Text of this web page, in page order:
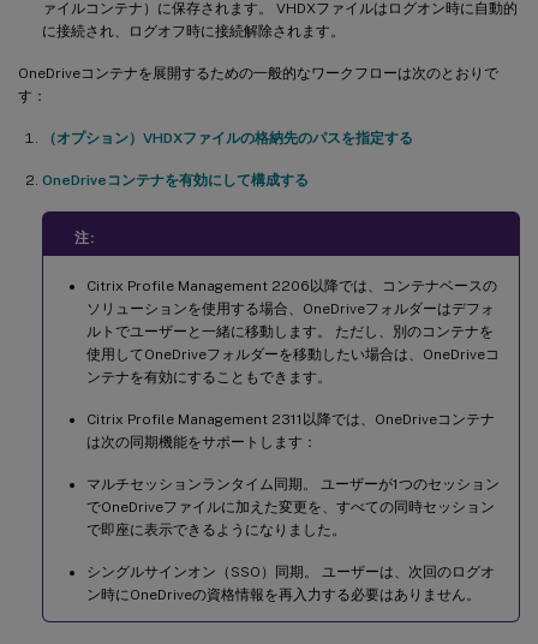
ァイルコンテナ）に保存されます。 VHDXファイルはログオン時に自動的
に接続され、ログオフ時に接続解除されます。
OneDriveコンテナを展開するための一般的なワークフローは次のとおりで
す：
（オプション）VHDXファイルの格納先のパスを指定する
OneDriveコンテナを有効にして構成する
注:
Citrix Profile Management 2206以降では、コンテナベースの
ソリューションを使用する場合、OneDriveフォルダーはデフォ
ルトでユーザーと一緒に移動します。 ただし、別のコンテナを
使用してOneDriveフォルダーを移動したい場合は、OneDriveコ
ンテナを有効にすることもできます。
Citrix Profile Management 2311以降では、OneDriveコンテナ
は次の同期機能をサポートします：
マルチセッションランタイム同期。 ユーザーが1つのセッション
でOneDriveファイルに加えた変更を、すべての同時セッション
で即座に表示できるようになりました。
シングルサインオン（SSO）同期。 ユーザーは、次回のログオ
ン時にOneDriveの資格情報を再入力する必要はありません。